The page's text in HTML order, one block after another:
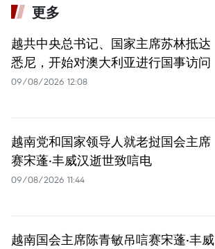
更多
越共中央总书记、国家主席苏林抵达
悉尼，开始对澳大利亚进行国事访问
09/08/2026 12:08
越南党和国家领导人就老挝国会主席
赛宋蓬·丰威汉逝世致唁电
09/08/2026 11:44
越南国会主席陈青敏吊唁赛宋蓬·丰威